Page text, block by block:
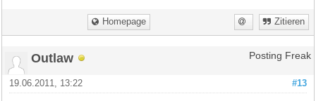
Homepage Zitieren
Outlaw Posting Freak
#13
19.06.2011, 13:22